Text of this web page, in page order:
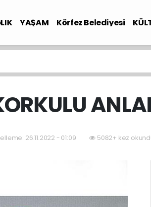
YAŞAM Körfez Belediyesi
26.11.2022 - 01:09 5082+ kez